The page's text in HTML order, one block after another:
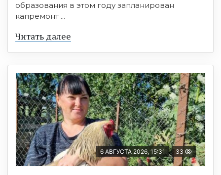
образования в этом году запланирован
капремонт ...
Читать далее
6 АВГУСТА 2026, 15:31 33